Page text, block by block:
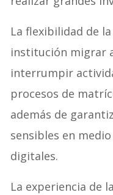
La flexibilidad de
institución migrar
interrumpir
procesos de
además de
sensibles en
digitales.
La experiencia de